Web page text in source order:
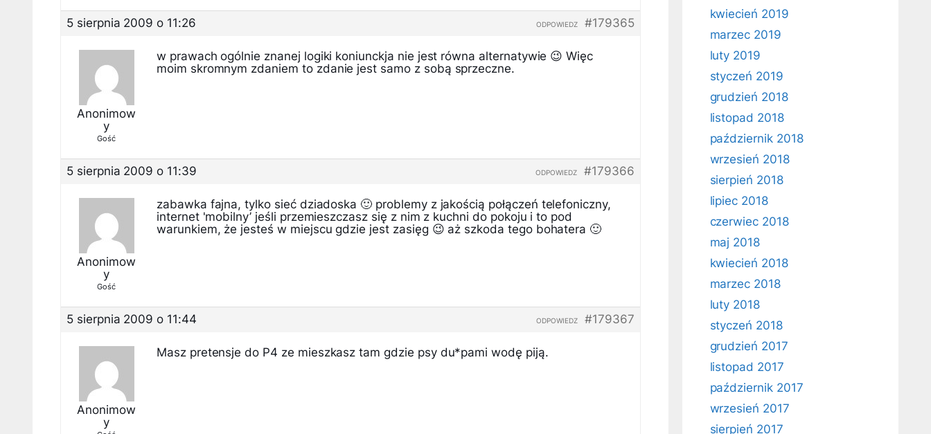
5 sierpnia 2009 o 11:26 #179365
ODPOWIEDZ
Anonimow
y
Gość
w prawach ogólnie znanej logiki koniunckja nie jest równa alternatywie 😉 Więc
moim skromnym zdaniem to zdanie jest samo z sobą sprzeczne.
5 sierpnia 2009 o 11:39 #179366
ODPOWIEDZ
Anonimow
y
Gość
zabawka fajna, tylko sieć dziadoska 🙂 problemy z jakością połączeń telefoniczny,
internet 'mobilny’ jeśli przemieszczasz się z nim z kuchni do pokoju i to pod
warunkiem, że jesteś w miejscu gdzie jest zasięg 😉 aż szkoda tego bohatera 🙂
5 sierpnia 2009 o 11:44 #179367
ODPOWIEDZ
Anonimow
y
Masz pretensje do P4 ze mieszkasz tam gdzie psy du*pami wodę piją.
kwiecień 2019
marzec 2019
luty 2019
styczeń 2019
grudzień 2018
listopad 2018
październik 2018
wrzesień 2018
sierpień 2018
lipiec 2018
czerwiec 2018
maj 2018
kwiecień 2018
marzec 2018
luty 2018
styczeń 2018
grudzień 2017
listopad 2017
październik 2017
wrzesień 2017
sierpień 2017